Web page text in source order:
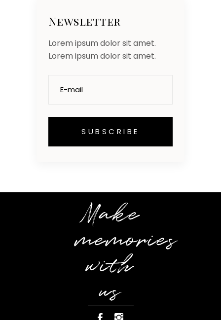
Newsletter
Lorem ipsum dolor sit amet.
Lorem ipsum dolor sit amet.
Make
memories
with
us